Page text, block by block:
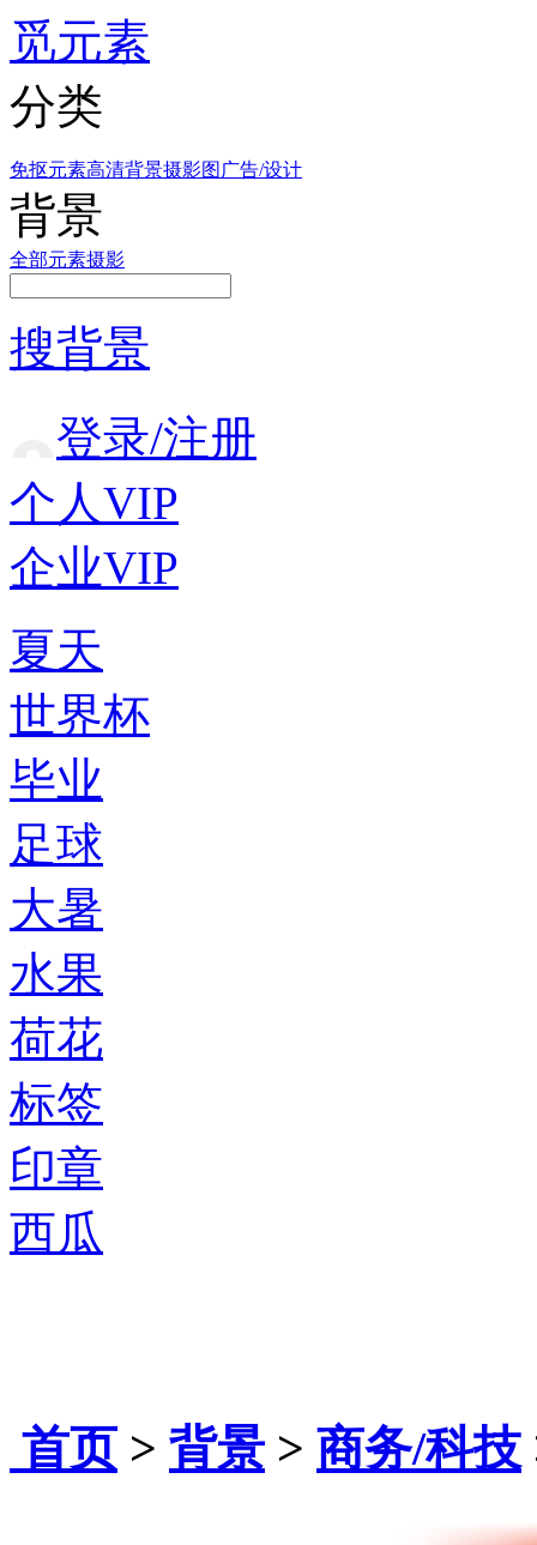
觅元素
分类
免抠元素高清背景摄影图 广告/设计
背景
全部元素摄影
搜背景
登录/注册
个人VIP
企业VIP
夏天
世界杯
毕业
足球
大暑
水果
荷花
标签
印章
西瓜
首页> 背景 > 商务/科技